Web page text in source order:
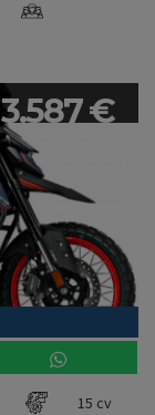
3.587 €
15 cv